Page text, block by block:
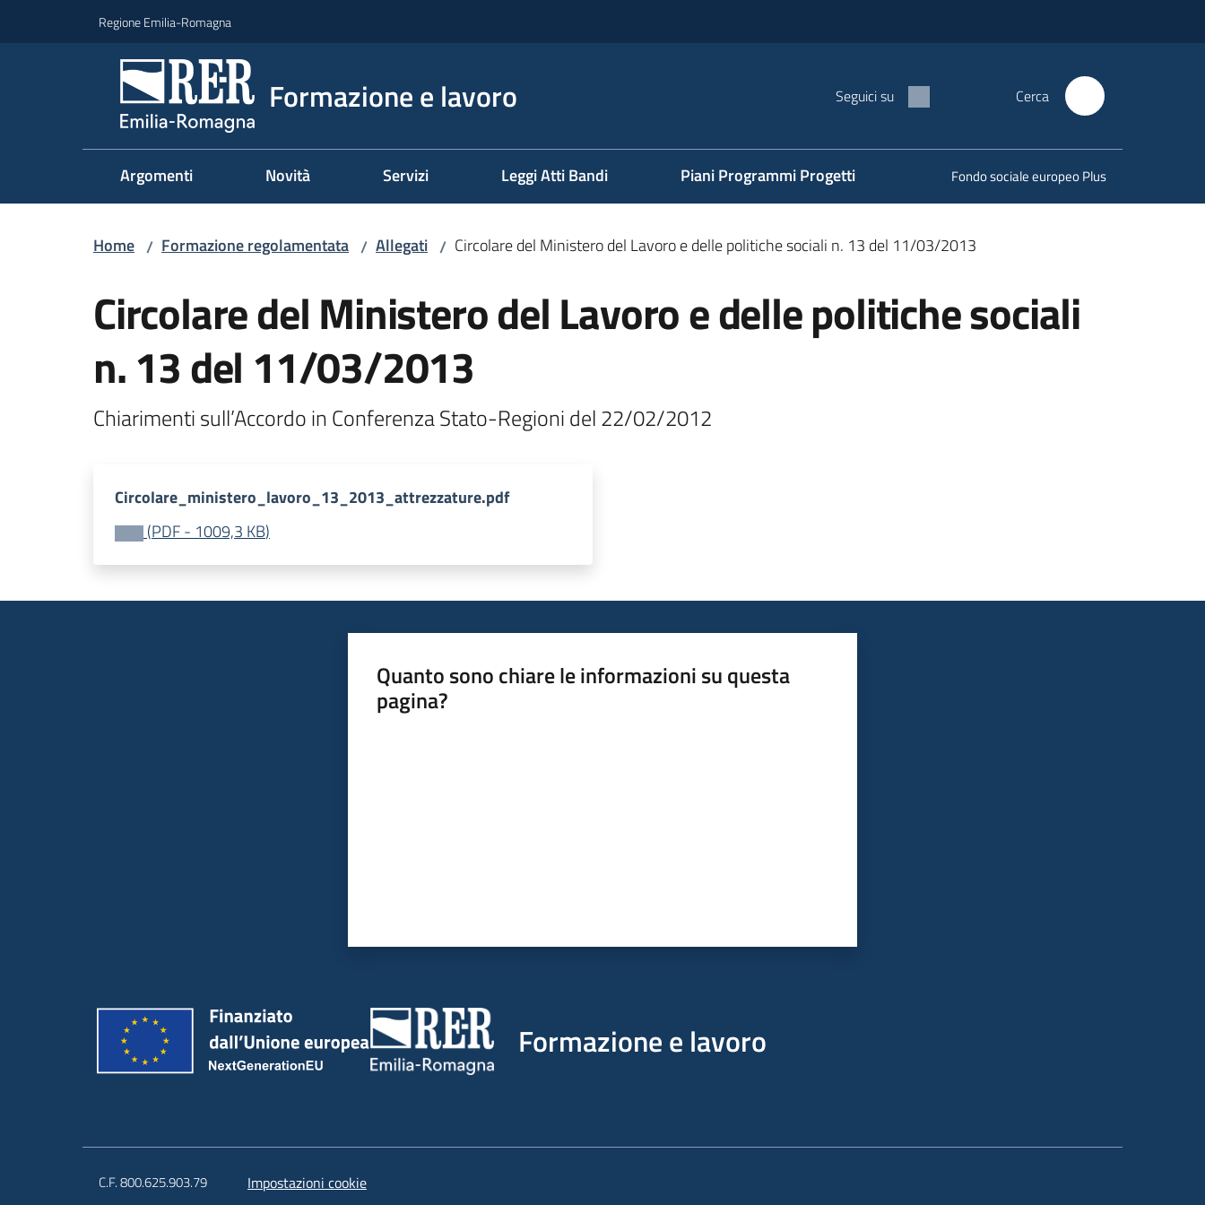
Regione Emilia-Romagna
Formazione e lavoro Seguici su Cerca
Argomenti Novità Servizi Leggi Atti Bandi Piani Programmi Progetti Fondo sociale europeo Plus
Home / Formazione regolamentata / Allegati / Circolare del Ministero del Lavoro e delle politiche sociali n. 13 del 11/03/2013
Circolare del Ministero del Lavoro e delle politiche sociali
n. 13 del 11/03/2013
Chiarimenti sull’Accordo in Conferenza Stato-Regioni del 22/02/2012
Circolare_ministero_lavoro_13_2013_attrezzature.pdf
(PDF- 1009,3 KB)
Quanto sono chiare le informazioni su questa
pagina?
Formazione e lavoro
C.F. 800.625.903.79 Impostazioni cookie